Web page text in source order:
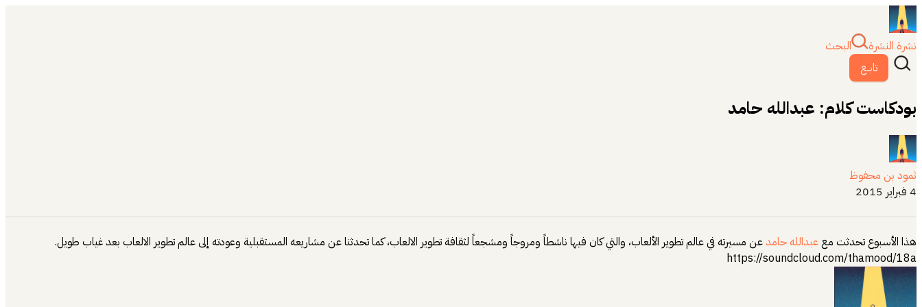
نشرة النشرة
البحث
تابــع
بودكاست كلام: عبدالله حامد
ثمود بن محفوظ
4 فبراير 2015
هذا الأسبوع تحدثت مععبدالله حامدعن مسيرته في عالم تطوير الألعاب، والتي كان فيها ناشطاً ومروجاً ومشجعاً لثقافة تطوير الالعاب، كما تحدثنا عن مشاريعه المستقبلية وعودته إلى عالم تطوير الالعاب بعد غياب طويل.
https://soundcloud.com/thamood/18a